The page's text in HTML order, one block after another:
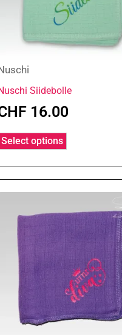
Siidebolle
16.00
Select options